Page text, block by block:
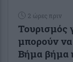
2 ώρες πριν
Τουρισμός
μπορούν
Βήμα βήμα